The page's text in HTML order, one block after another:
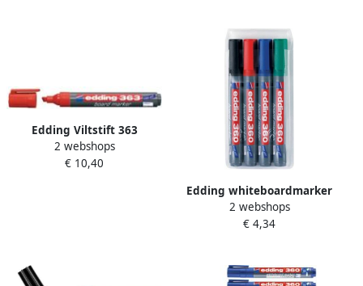
Edding Viltstift 363
whiteboard beitel rood 1
5mm
2 webshops
€ 10,40
Edding whiteboardmarker
360 etui met 4 stuks in
geassorteerde kleuren
2 webshops
€ 4,34